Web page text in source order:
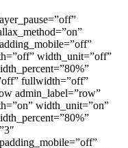
width_unit=”off”
fullwidth=”off”
admin_label=”row”
width_unit=”on”